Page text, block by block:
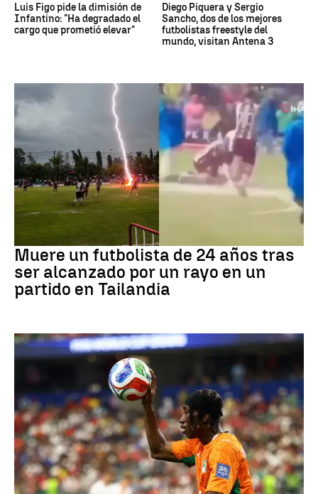
Luis Figo pide la dimisión de
Infantino: "Ha degradado el
cargo que prometió elevar"
Diego Piquera y Sergio
Sancho, dos de los mejores
futbolistas freestyle del
mundo, visitan Antena 3
Muere un futbolista de 24 años tras
ser alcanzado por un rayo en un
partido en Tailandia
Fútbol